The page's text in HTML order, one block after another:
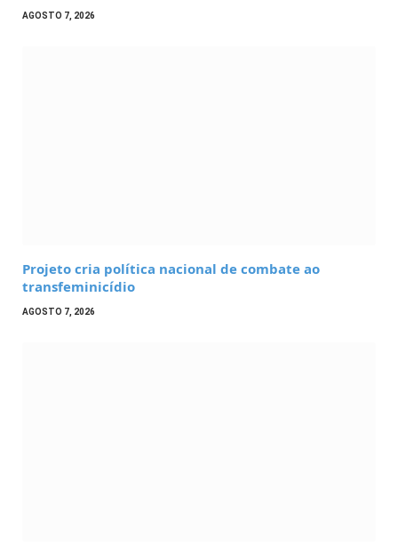
AGOSTO 7, 2026
Projeto cria política nacional de combate ao
transfeminicídio
AGOSTO 7, 2026